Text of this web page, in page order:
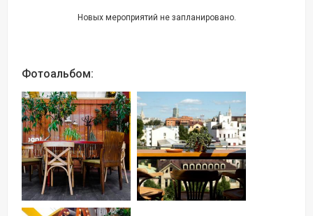
Новых мероприятий не запланировано.
Фотоальбом: